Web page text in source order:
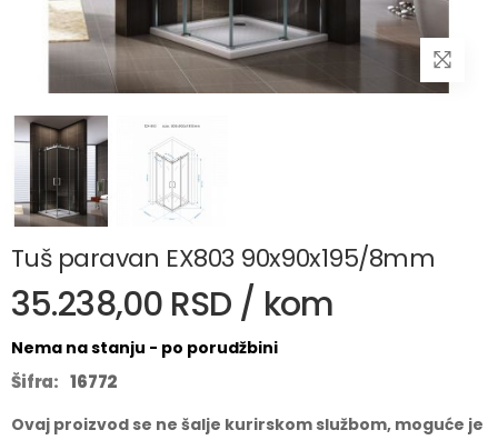
Tuš paravan EX803 90x90x195/8mm
35.238,00 RSD / kom
Nema na stanju - po porudžbini
Šifra: 16772
Ovaj proizvod se ne šalje kurirskom službom, moguće je